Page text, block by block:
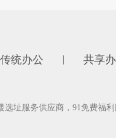
传统办公 共享
选址服务供应商，91免费福